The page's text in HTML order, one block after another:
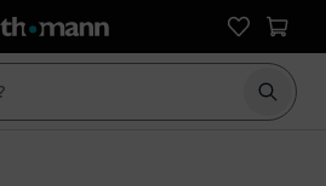
Suche